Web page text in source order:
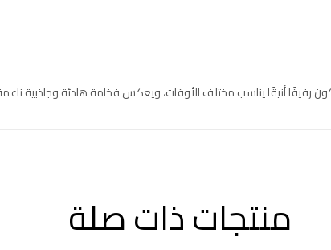
رفيقًا أنيقًا يناسب مختلف الأوقات، ويعكس فخامة هادئة وجاذبية
منتجات ذات صلة